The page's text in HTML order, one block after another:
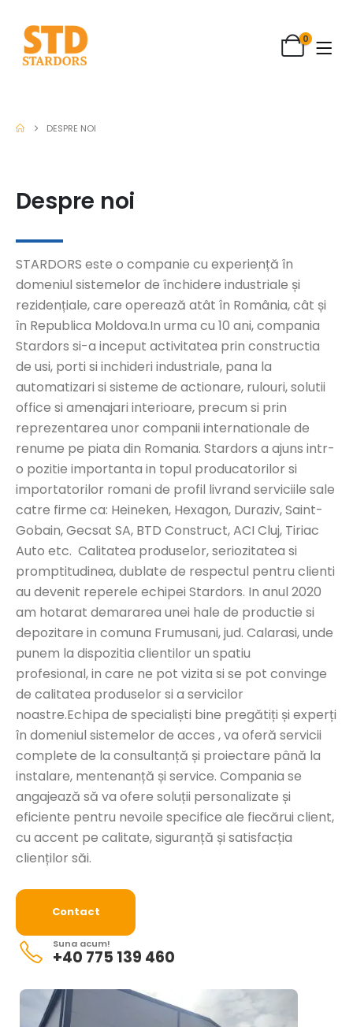
0
DESPRE NOI
Despre noi
STARDORS este o companie cu experiență în
domeniul sistemelor de închidere industriale și
rezidențiale, care operează atât în România, cât și
în Republica Moldova.In urma cu 10 ani, compania
Stardors si-a inceput activitatea prin constructia
de usi, porti si inchideri industriale, pana la
automatizari si sisteme de actionare, rulouri, solutii
office si amenajari interioare, precum si prin
reprezentarea unor companii internationale de
renume pe piata din Romania. Stardors a ajuns intr-
o pozitie importanta in topul producatorilor si
importatorilor romani de profil livrand serviciile sale
catre firme ca: Heineken, Hexagon, Duraziv, Saint-
Gobain, Gecsat SA, BTD Construct, ACI Cluj, Tiriac
Auto etc. Calitatea produselor, seriozitatea si
promptitudinea, dublate de respectul pentru clienti
au devenit reperele echipei Stardors. In anul 2020
am hotarat demararea unei hale de productie si
depozitare in comuna Frumusani, jud. Calarasi, unde
punem la dispozitia clientilor un spatiu
profesional, in care ne pot vizita si se pot convinge
de calitatea produselor si a servicilor
noastre.Echipa de specialiști bine pregătiți și experți
în domeniul sistemelor de acces , va oferă servicii
complete de la consultanță și proiectare până la
instalare, mentenanță și service. Compania se
angajează să va ofere soluții personalizate și
eficiente pentru nevoile specifice ale fiecărui client,
cu accent pe calitate, siguranță și satisfacția
clienților săi.
Contact
Suna acum!
+40 775 139 460